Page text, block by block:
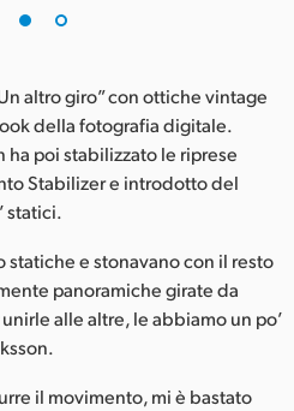
altro giro” con ottiche vintage
della fotografia digitale.
ha poi stabilizzato le riprese
Stabilizer e introdotto del
statici.
statiche e stonavano con il resto
panoramiche girate da
alle altre, le abbiamo un po’
il movimento, mi è bastato